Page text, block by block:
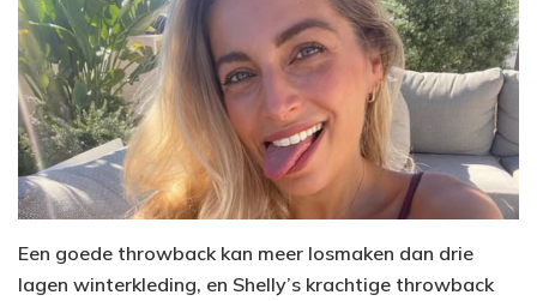
Een goede throwback kan meer losmaken dan drie
lagen winterkleding, en Shelly’s krachtige throwback